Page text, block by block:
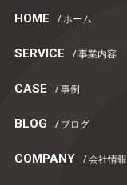
HOME / ホーム
SERVICE / 事業内容
CASE / 事例
BLOG / ブログ
COMPANY / 会社情報